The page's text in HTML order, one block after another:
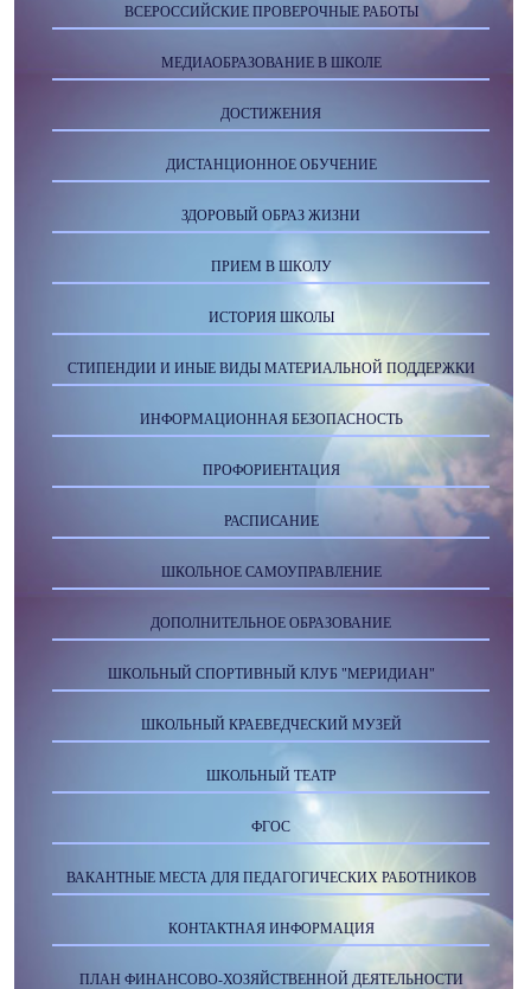
ВСЕРОССИЙСКИЕ ПРОВЕРОЧНЫЕ РАБОТЫ
МЕДИАОБРАЗОВАНИЕ В ШКОЛЕ
ДОСТИЖЕНИЯ
ДИСТАНЦИОННОЕ ОБУЧЕНИЕ
ЗДОРОВЫЙ ОБРАЗ ЖИЗНИ
ПРИЕМ В ШКОЛУ
ИСТОРИЯ ШКОЛЫ
СТИПЕНДИИ И ИНЫЕ ВИДЫ МАТЕРИАЛЬНОЙ ПОДДЕРЖКИ
ИНФОРМАЦИОННАЯ БЕЗОПАСНОСТЬ
ПРОФОРИЕНТАЦИЯ
РАСПИСАНИЕ
ШКОЛЬНОЕ САМОУПРАВЛЕНИЕ
ДОПОЛНИТЕЛЬНОЕ ОБРАЗОВАНИЕ
ШКОЛЬНЫЙ СПОРТИВНЫЙ КЛУБ "МЕРИДИАН"
ШКОЛЬНЫЙ КРАЕВЕДЧЕСКИЙ МУЗЕЙ
ШКОЛЬНЫЙ ТЕАТР
ФГОС
ВАКАНТНЫЕ МЕСТА ДЛЯ ПЕДАГОГИЧЕСКИХ РАБОТНИКОВ
КОНТАКТНАЯ ИНФОРМАЦИЯ
ПЛАН ФИНАНСОВО-ХОЗЯЙСТВЕННОЙ ДЕЯТЕЛЬНОСТИ